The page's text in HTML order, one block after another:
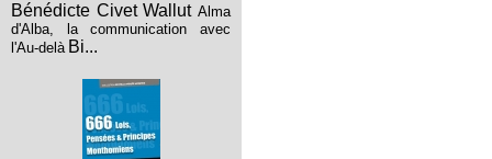
Bénédicte Civet Wallut Alma
d'Alba, la communication avec
l'Au-delà Bi...